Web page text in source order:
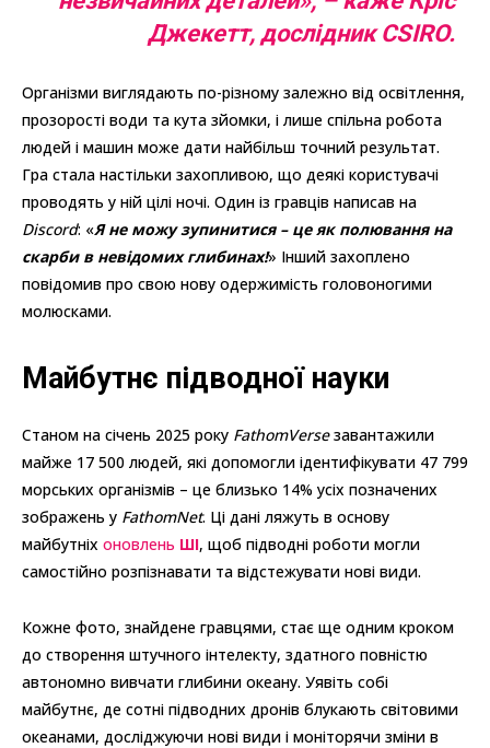
Джекетт, дослідник CSIRO.
Організми виглядають по-різному залежно від освітлення,
прозорості води та кута зйомки, і лише спільна робота
людей і машин може дати найбільш точний результат.
Гра стала настільки захопливою, що деякі користувачі
проводять у ній цілі ночі. Один із гравців написав на
Discord: «Я не можу зупинитися – це як полювання на
скарби в невідомих глибинах!» Інший захоплено
повідомив про свою нову одержимість головоногими
молюсками.
Майбутнє підводної науки
Станом на січень 2025 року FathomVerseзавантажили
майже 17 500 людей, які допомогли ідентифікувати 47 799
морських організмів – це близько 14% усіх позначених
зображень у FathomNet. Ці дані ляжуть в основу
майбутніх оновлень ШІ, щоб підводні роботи могли
самостійно розпізнавати та відстежувати нові види.
Кожне фото, знайдене гравцями, стає ще одним кроком
до створення штучного інтелекту, здатного повністю
автономно вивчати глибини океану. Уявіть собі
майбутнє, де сотні підводних дронів блукають світовими
океанами, досліджуючи нові види і моніторячи зміни в